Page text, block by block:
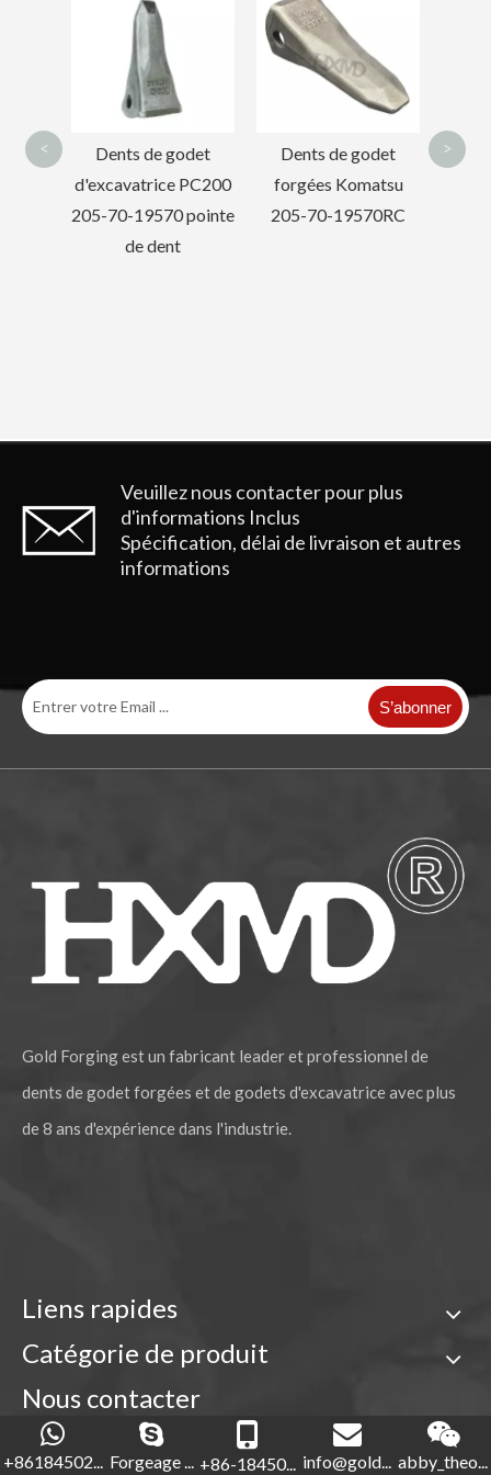
Dents de godet
forgées Komatsu
205-70-19570RC
Dent de godet forgée
2713-1219TL
< >
Veuillez nous contacter pour plus
d'informations Inclus
Spécification, délai de livraison et autres
informations
S’abonner
Gold Forging est un fabricant leader et professionnel de
dents de godet forgées et de godets d'excavatrice avec plus
de 8 ans d'expérience dans l'industrie.
+86184502... Forgeage ... +86-18450... info@gold... abby_theo...
Liens rapides
Catégorie de produit
Nous contacter
+86-18450210854